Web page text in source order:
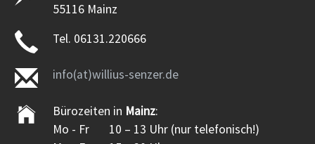
55116 Mainz
Tel. 06131.220666
info(at)willius-senzer.de
Bürozeiten in Mainz:
Mo - Fr 10 – 13 Uhr (nur telefonisch!)